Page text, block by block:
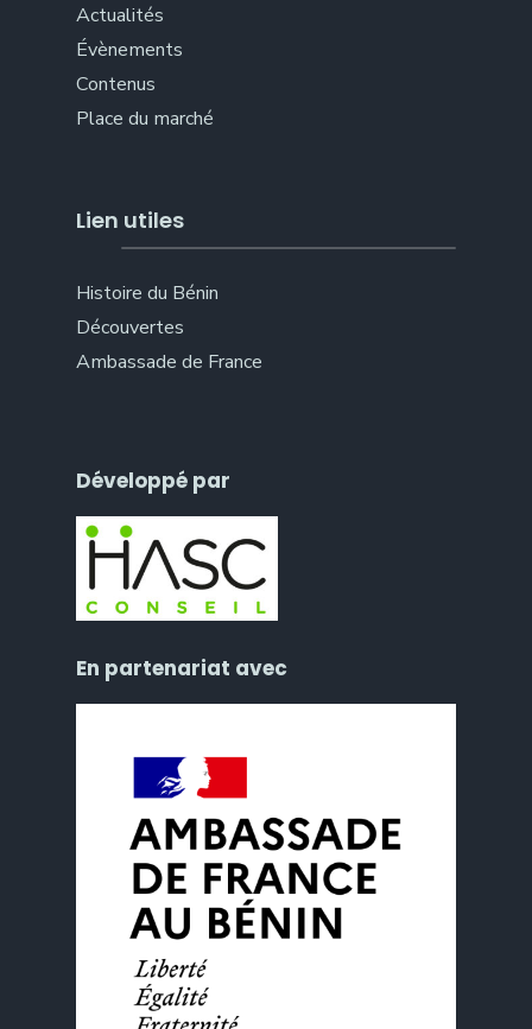
Actualités
Évènements
Contenus
Place du marché
Lien utiles
Histoire du Bénin
Découvertes
Ambassade de France
Développé par
En partenariat avec